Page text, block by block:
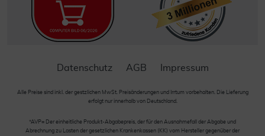
Datenschutz AGB Impressum
Alle Preise sind inkl. der gestzlichen MwSt. Preisänderungen und Irrtum vorbehalten. Die Lieferung
erfolgt nur innerhalb von Deutschland.
*AVP= Der einheitliche Produkt-Abgabepreis, der für den Ausnahmefall der Abgabe und
Abrechnung zu Lasten der gesetzlichen Krankenkassen (KK) vom Hersteller gegenüber der